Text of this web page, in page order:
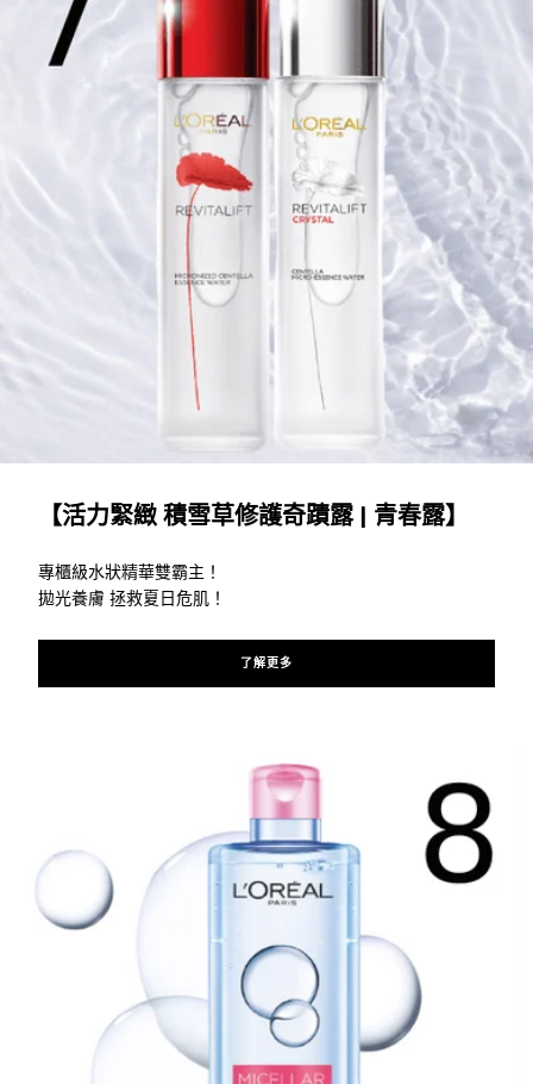
【活力緊緻 積雪草修護奇蹟露 | 青春露】
專櫃級水狀精華雙霸主！
拋光養膚 拯救夏日危肌！
了解更多